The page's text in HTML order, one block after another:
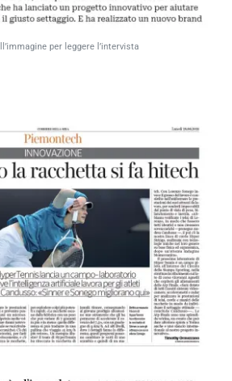
per leggere l’intervista